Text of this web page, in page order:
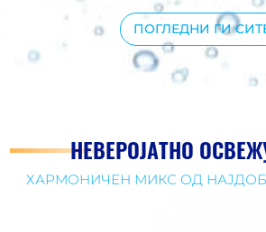
ПОГЛЕДНИ ГИ
НЕВЕРОЈАТНО
ХАРМОНИЧЕН МИКС ОД